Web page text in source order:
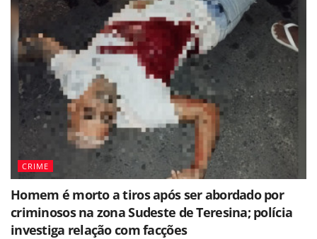
CRIME
Homem é morto a tiros após ser abordado por
criminosos na zona Sudeste de Teresina; polícia
investiga relação com facções